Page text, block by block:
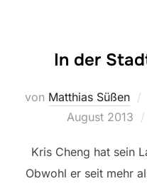
In der
von Matthias Süßen
August 2013
Kris Cheng hat sein
Obwohl er seit mehr